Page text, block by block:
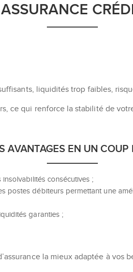
ASSURANCE
liquidités trop faibles,
ce qui renforce la stabilité de
AVANTAGES EN UN
consécutives ;
postes débiteurs permettant une
garanties ;
la mieux adaptée à